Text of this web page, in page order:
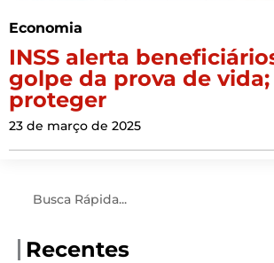
Economia
INSS alerta
golpe da prova de vida;
proteger
23 de março de 2025
Recentes